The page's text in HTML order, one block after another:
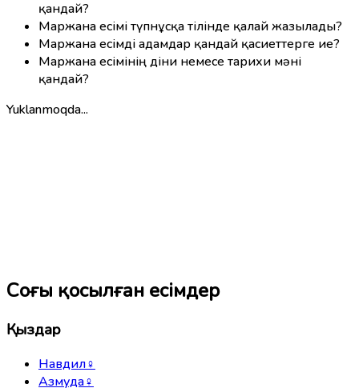
қандай?
Маржана есімі түпнұсқа тілінде қалай жазылады?
Маржана есімді адамдар қандай қасиеттерге ие?
Маржана есімінің діни немесе тарихи мәні
қандай?
Yuklanmoqda...
Соңғы қосылған есімдер
Қыздар
Навдил♀
Азмуда♀